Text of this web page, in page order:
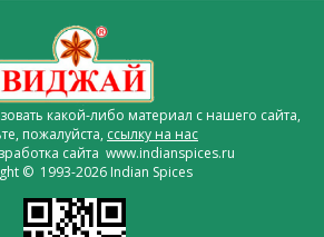
какой-либо материал с нашего сайта,
пожалуйста, ссылку на нас
сайта www.indianspices.ru
© 1993-2026 Indian Spices